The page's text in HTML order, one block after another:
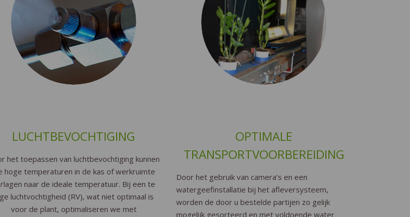
LUCHTBEVOCHTIGING
het toepassen van luchtbevochtiging kunnen
hoge temperaturen in de kas of werkruimte
naar de ideale temperatuur. Bij een te
luchtvochtigheid (RV), wat niet optimaal is
voor de plant, optimaliseren we met
OPTIMALE
TRANSPORTVOORBEREIDING
Door het gebruik van camera’s en een
watergeefinstallatie bij het afleversysteem,
worden de door u bestelde partijen zo gelijk
mogelijk gesorteerd en met voldoende water